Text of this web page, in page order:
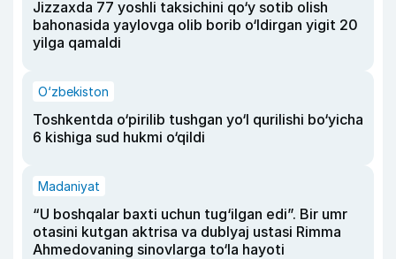
Jizzaxda 77 yoshli taksichini qo‘y sotib olish
bahonasida yaylovga olib borib o‘ldirgan yigit 20
yilga qamaldi
O‘zbekiston
Toshkentda o‘pirilib tushgan yo‘l qurilishi bo‘yicha
6 kishiga sud hukmi o‘qildi
Madaniyat
“U boshqalar baxti uchun tug‘ilgan edi”. Bir umr
otasini kutgan aktrisa va dublyaj ustasi Rimma
Ahmedovaning sinovlarga to‘la hayoti